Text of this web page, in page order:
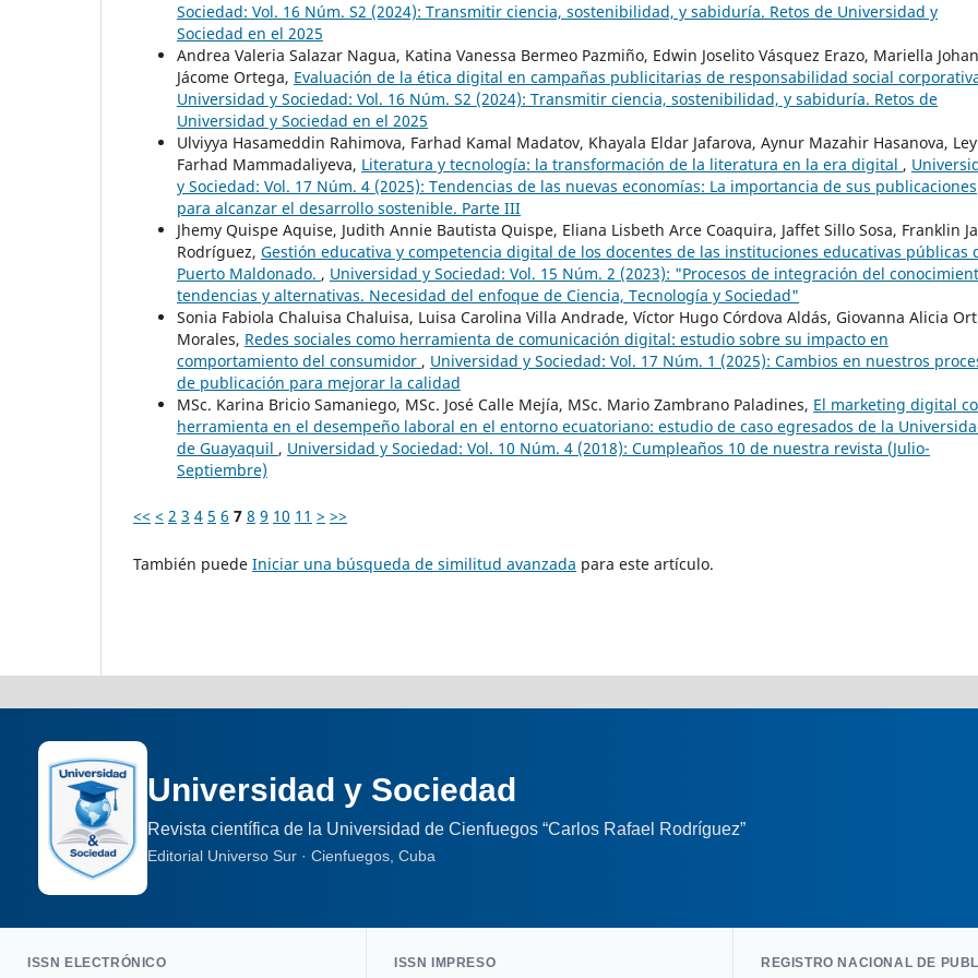
Sociedad: Vol. 16 Núm. S2 (2024): Transmitir ciencia, sostenibilidad, y sabiduría. Retos de Universidad y
Sociedad en el 2025
Andrea Valeria Salazar Nagua, Katina Vanessa Bermeo Pazmiño, Edwin Joselito Vásquez Erazo, Mariella
Jácome Ortega, Evaluación de la ética digital en campañas publicitarias de responsabilidad social
Universidad y Sociedad: Vol. 16 Núm. S2 (2024): Transmitir ciencia, sostenibilidad, y sabiduría. Retos de
Universidad y Sociedad en el 2025
Ulviyya Hasameddin Rahimova, Farhad Kamal Madatov, Khayala Eldar Jafarova, Aynur Mazahir Hasanova,
Farhad Mammadaliyeva, Literatura y tecnología: la transformación de la literatura en la era digital ,
y Sociedad: Vol. 17 Núm. 4 (2025): Tendencias de las nuevas economías: La importancia de sus publicaciones
para alcanzar el desarrollo sostenible. Parte III
Jhemy Quispe Aquise, Judith Annie Bautista Quispe, Eliana Lisbeth Arce Coaquira, Jaffet Sillo Sosa, Franklin
Rodríguez, Gestión educativa y competencia digital de los docentes de las instituciones educativas públicas
Puerto Maldonado. , Universidad y Sociedad: Vol. 15 Núm. 2 (2023): "Procesos de integración del
tendencias y alternativas. Necesidad del enfoque de Ciencia, Tecnología y Sociedad"
Sonia Fabiola Chaluisa Chaluisa, Luisa Carolina Villa Andrade, Víctor Hugo Córdova Aldás, Giovanna Alicia
Morales, Redes sociales como herramienta de comunicación digital: estudio sobre su impacto en
comportamiento del consumidor , Universidad y Sociedad: Vol. 17 Núm. 1 (2025): Cambios en nuestros
de publicación para mejorar la calidad
MSc. Karina Bricio Samaniego, MSc. José Calle Mejía, MSc. Mario Zambrano Paladines, El marketing digital
herramienta en el desempeño laboral en el entorno ecuatoriano: estudio de caso egresados de la
de Guayaquil , Universidad y Sociedad: Vol. 10 Núm. 4 (2018): Cumpleaños 10 de nuestra revista (Julio-
Septiembre)
<< < 2 3 4 5 6 7 8 9 10 11 > >>
También puede Iniciar una búsqueda de similitud avanzada para este artículo.
Universidad y Sociedad
Revista científica de la Universidad de Cienfuegos “Carlos Rafael Rodríguez”
Editorial Universo Sur · Cienfuegos, Cuba
ISSN ELECTRÓNICO ISSN IMPRESO
REGISTRO NACIONAL DE